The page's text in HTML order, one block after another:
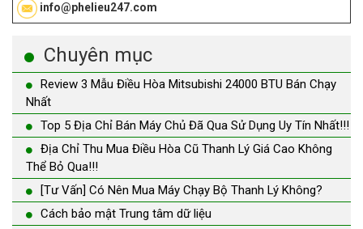
info@phelieu247.com
Chuyên mục
Review 3 Mẫu Điều Hòa Mitsubishi 24000 BTU Bán Chạy
Nhất
Top 5 Địa Chỉ Bán Máy Chủ Đã Qua Sử Dụng Uy Tín Nhất!!!
Địa Chỉ Thu Mua Điều Hòa Cũ Thanh Lý Giá Cao Không
Thể Bỏ Qua!!!
[Tư Vấn] Có Nên Mua Máy Chạy Bộ Thanh Lý Không?
Cách bảo mật Trung tâm dữ liệu